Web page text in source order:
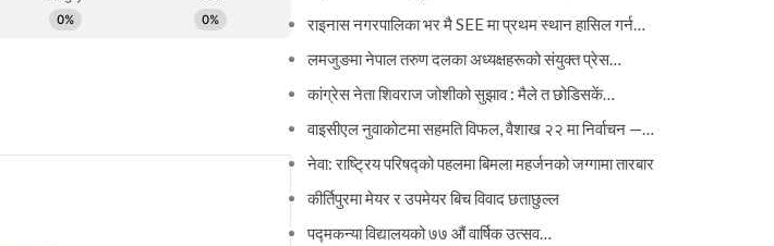
राइनास नगरपालिका भर मै SEE मा प्रथम स्थान हासिल गर्न…
लमजुङमा नेपाल तरुण दलका अध्यक्षहरूको संयुक्त प्रेस…
कांग्रेस नेता शिवराज जोशीको सुझाव : मैले त छोडिसकें…
वाइसीएल नुवाकोटमा सहमति विफल, वैशाख २२ मा निर्वाचन —…
नेवा: राष्ट्रिय परिषद्को पहलमा बिमला महर्जनको जग्गामा तारबार
कीर्तिपुरमा मेयर र उपमेयर बिच विवाद छताछुल्ल
पद्मकन्या विद्यालयको ७७ औं ‌‌वार्षिक ‌उत्सव…